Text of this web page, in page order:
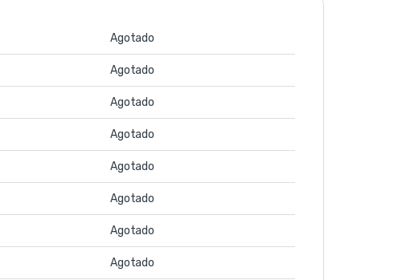
Agotado
Agotado
Agotado
Agotado
Agotado
Agotado
Agotado
Agotado